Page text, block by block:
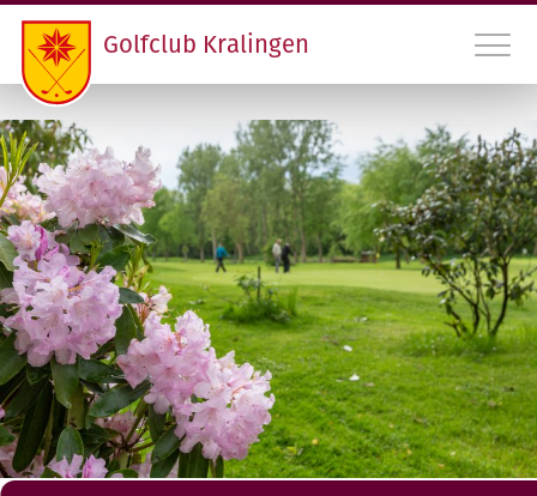
Golfclub Kralingen
010 45 22 475
INLOGGEN LEDEN GCK
CONTACT
LIDMAATSCHAP EN HANDICAPREGISTRATIE
VERENIGING
PROGRAMMA